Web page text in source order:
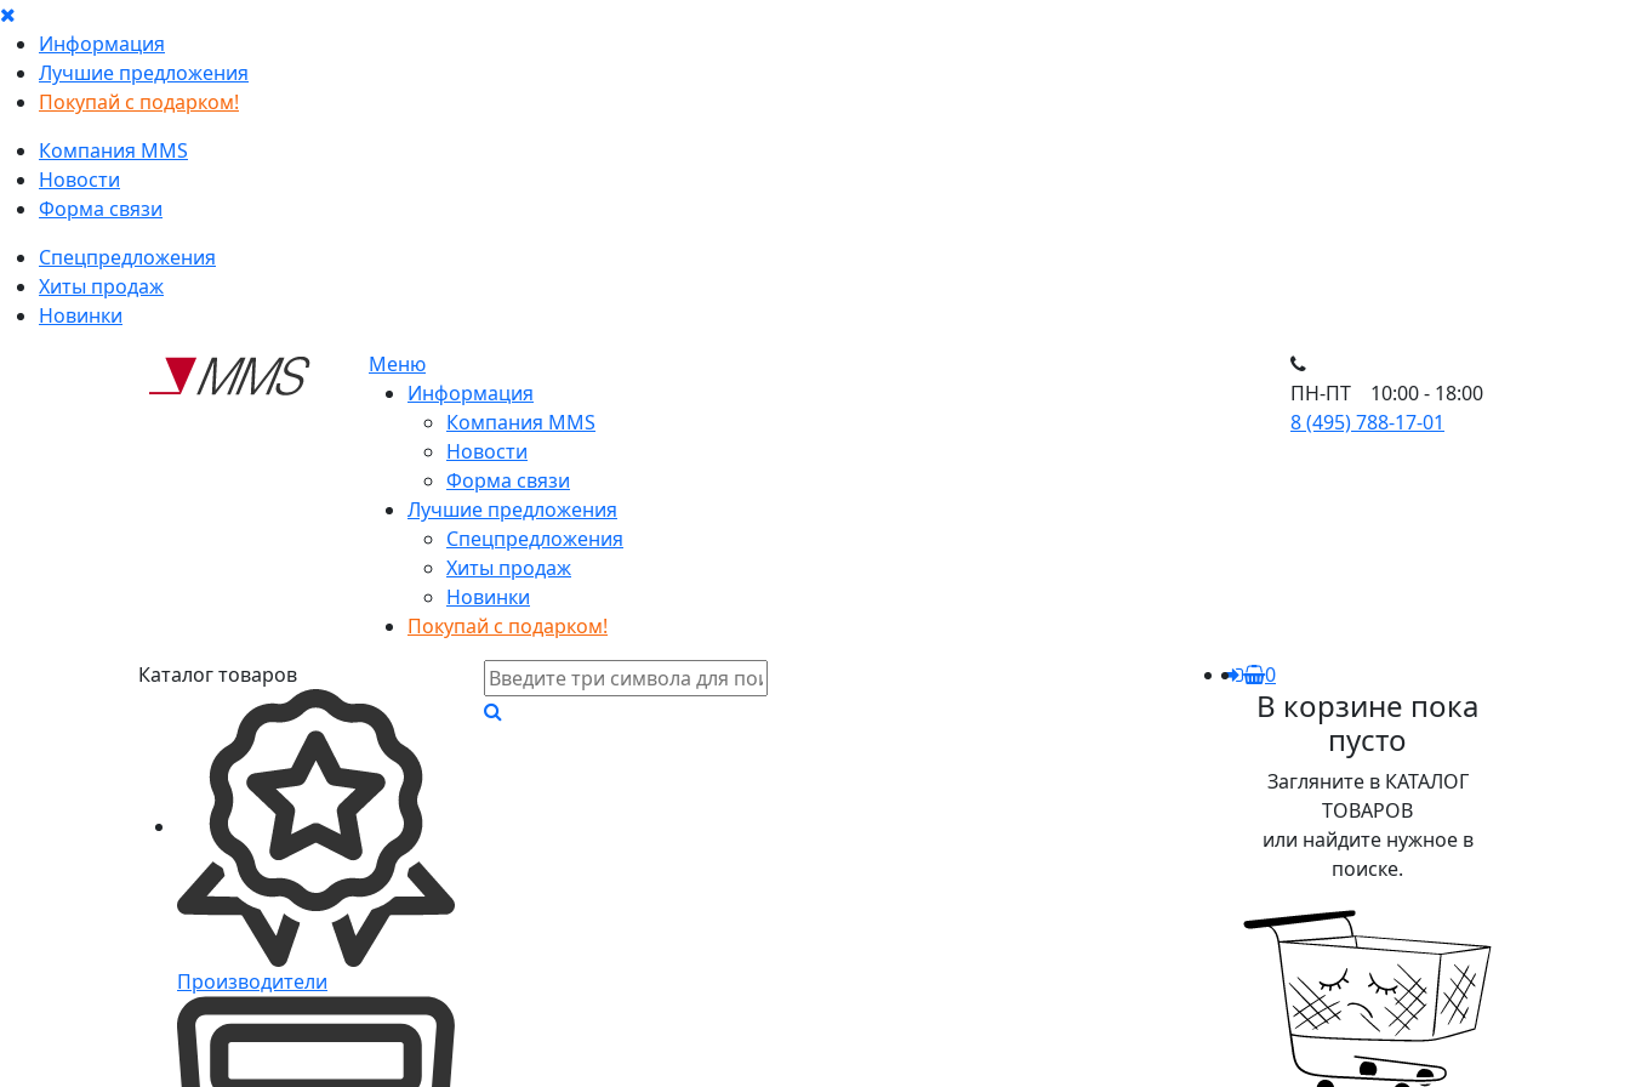
Информация
Лучшие предложения
Покупай с подарком!
Компания MMS
Новости
Форма связи
Спецпредложения
Хиты продаж
Новинки
Меню
Информация
Компания MMS
Новости
Форма связи
Лучшие предложения
Спецпредложения
Хиты продаж
Новинки
Покупай с подарком!
ПН-ПТ 10:00 - 18:00
8 (495) 788-17-01
Каталог товаров
Производители
0
В корзине пока
пусто
Загляните в КАТАЛОГ
ТОВАРОВ
или найдите нужное в
поиске.